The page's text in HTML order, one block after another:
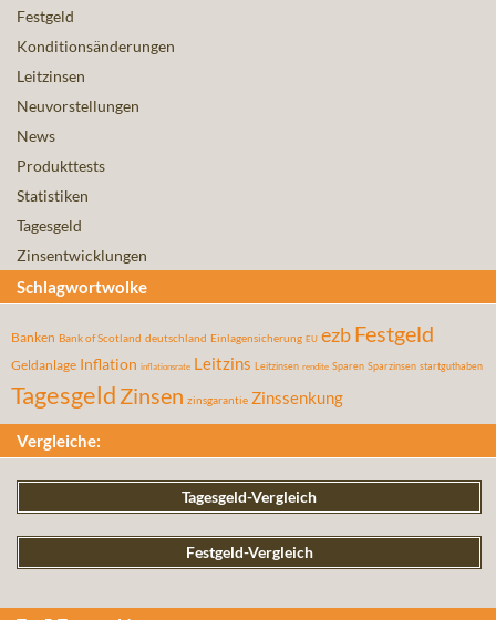
Festgeld
Konditionsänderungen
Leitzinsen
Neuvorstellungen
News
Produkttests
Statistiken
Tagesgeld
Zinsentwicklungen
Schlagwortwolke
Banken Bank of Scotland deutschland Einlagensicherung EU ezbFestgeld
Geldanlage Inflation inflationsrate Leitzins Leitzinsen rendite Sparen Sparzinsen startguthaben
Tagesgeld Zinsen zinsgarantie Zinssenkung
Vergleiche:
Tagesgeld-Vergleich
Festgeld-Vergleich